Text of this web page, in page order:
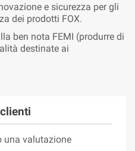
e sicurezza per gli
dei prodotti FOX.
ben nota FEMI (produrre di
destinate ai
una valutazione